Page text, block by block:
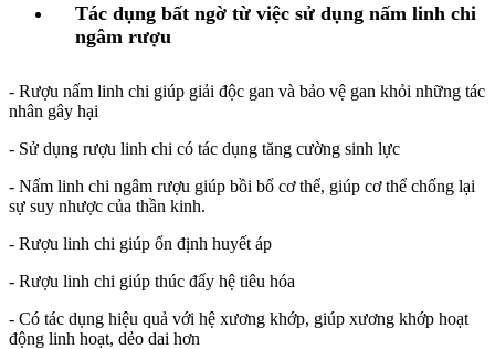
Tác dụng bất ngờ từ việc sử dụng nấm linh chi
ngâm rượu
- Rượu nấm linh chi giúp giải độc gan và bảo vệ gan khỏi những tác
nhân gây hại
- Sử dụng rượu linh chi có tác dụng tăng cường sinh lực
- Nấm linh chi ngâm rượu giúp bồi bổ cơ thể, giúp cơ thể chống lại
sự suy nhược của thần kinh.
- Rượu linh chi giúp ổn định huyết áp
- Rượu linh chi giúp thúc đẩy hệ tiêu hóa
- Có tác dụng hiệu quả với hệ xương khớp, giúp xương khớp hoạt
động linh hoạt, dẻo dai hơn